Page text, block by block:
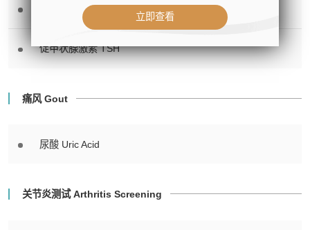
游离甲状腺素 FT4
促甲状腺激素 TSH
痛风 Gout
尿酸 Uric Acid
关节炎测试 Arthritis Screening
- 公司名称：中环专科体检中心（The
- 地址：香港皇后大道中99号中环中
- 电子邮箱：
人士提供尊尚而优质的体检服务，一
立即查看